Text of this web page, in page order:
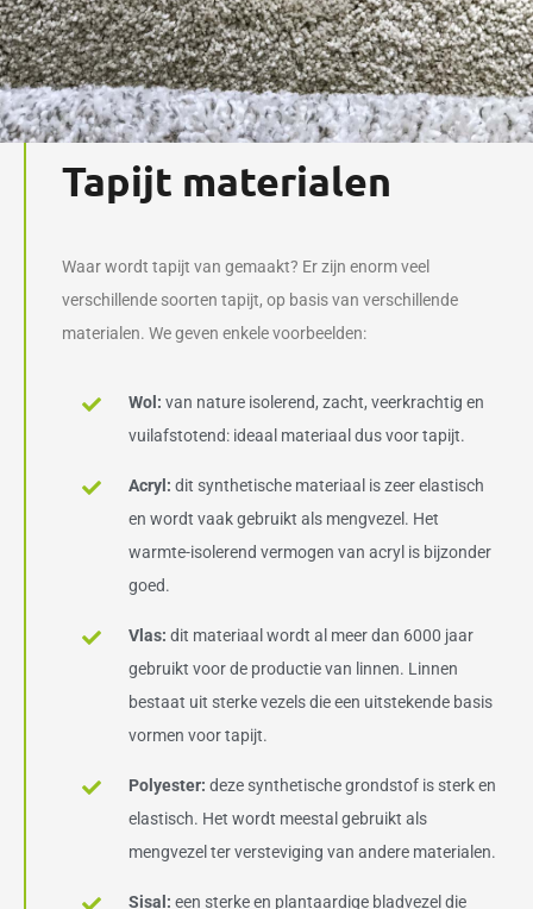
Tapijt materialen
Waar wordt tapijt van gemaakt? Er zijn enorm veel
verschillende soorten tapijt, op basis van verschillende
materialen. We geven enkele voorbeelden:
Wol: van nature isolerend, zacht, veerkrachtig en
vuilafstotend: ideaal materiaal dus voor tapijt.
Acryl: dit synthetische materiaal is zeer elastisch
en wordt vaak gebruikt als mengvezel. Het
warmte-isolerend vermogen van acryl is bijzonder
goed.
Vlas: dit materiaal wordt al meer dan 6000 jaar
gebruikt voor de productie van linnen. Linnen
bestaat uit sterke vezels die een uitstekende basis
vormen voor tapijt.
Polyester: deze synthetische grondstof is sterk en
elastisch. Het wordt meestal gebruikt als
mengvezel ter versteviging van andere materialen.
Sisal: een sterke en plantaardige bladvezel die